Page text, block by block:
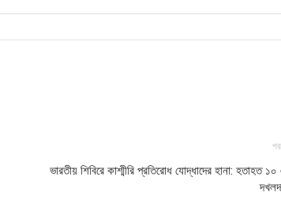
ভারতীয় শিবিরে কাশ্মীরি প্রতিরোধ যোদ্ধাদের হানা: হতাহত